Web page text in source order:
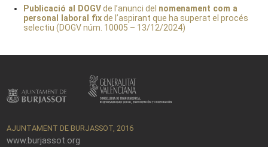
Publicació al DOGVde l’anunci del nomenament com a
personal laboral fixde l’aspirant que ha superat el procés
selectiu (DOGV núm. 10005 – 13/12/2024)
AJUNTAMENT DE BURJASSOT, 2016
www.burjassot.org